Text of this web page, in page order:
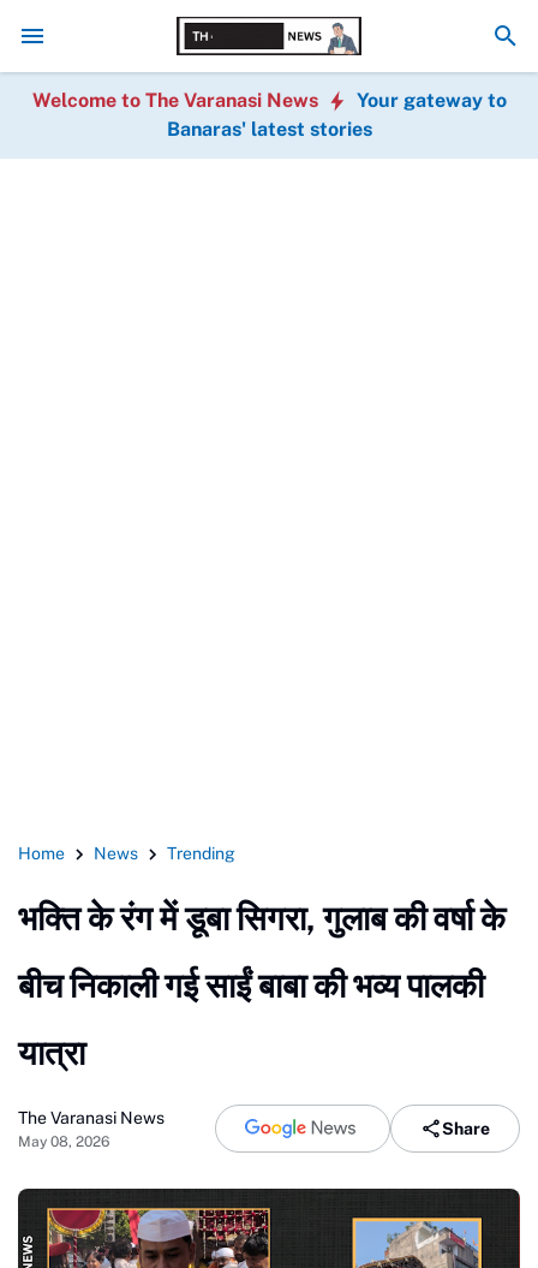
नीलकंठ तिवारी ने किया दालमंडी सड़क चौड़ीकरण का भूमि पूजन,
Welcome to The Varanasi News
Your gateway to
Banaras' latest stories
Home News Trending
भक्ति के रंग में डूबा सिगरा, गुलाब की वर्षा के
बीच निकाली गई साईं बाबा की भव्य पालकी
यात्रा
The Varanasi News
May 08, 2026
Share